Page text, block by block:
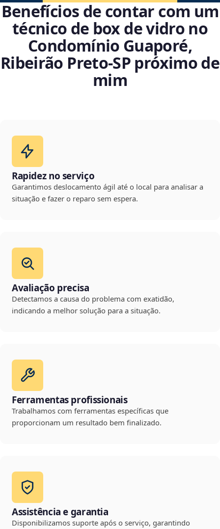
Benefícios de contar com um
técnico de box de vidro no
Condomínio Guaporé,
Ribeirão Preto‑SP próximo de
mim
Rapidez no serviço
Garantimos deslocamento ágil até o local para analisar a
situação e fazer o reparo sem espera.
Avaliação precisa
Detectamos a causa do problema com exatidão,
indicando a melhor solução para a situação.
Ferramentas profissionais
Trabalhamos com ferramentas específicas que
proporcionam um resultado bem finalizado.
Assistência e garantia
Disponibilizamos suporte após o serviço, garantindo